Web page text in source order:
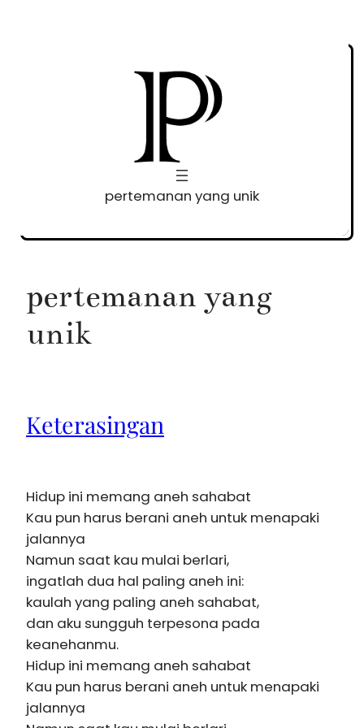
pertemanan yang unik
pertemanan yang
unik
Keterasingan
Hidup ini memang aneh sahabat
Kau pun harus berani aneh untuk menapaki
jalannya
Namun saat kau mulai berlari,
ingatlah dua hal paling aneh ini:
kaulah yang paling aneh sahabat,
dan aku sungguh terpesona pada
keanehanmu.
Hidup ini memang aneh sahabat
Kau pun harus berani aneh untuk menapaki
jalannya